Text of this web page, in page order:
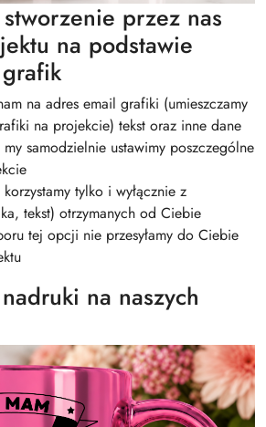
przez nas
na podstawie
na adres email grafiki (umieszczamy
na projekcie) tekst oraz inne dane
samodzielnie ustawimy poszczególne
tylko i wyłącznie z
tekst) otrzymanych od Ciebie
tej opcji nie przesyłamy do Ciebie
na naszych